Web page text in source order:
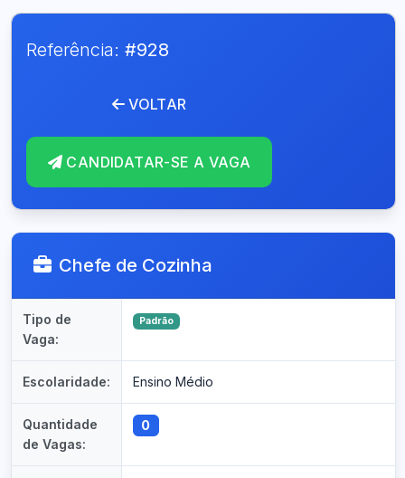
Referência: #928
VOLTAR
CANDIDATAR-SE A VAGA
Chefe de Cozinha
Tipo de
Vaga:
Padrão
Escolaridade: Ensino Médio
Quantidade
de Vagas:
0